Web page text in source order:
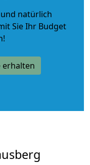
natürlich
Sie Ihr Budget
erhalten